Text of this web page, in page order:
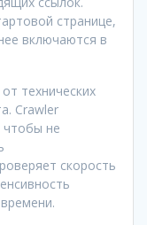
странице,
включаются в
технических
Crawler
чтобы не
скорость